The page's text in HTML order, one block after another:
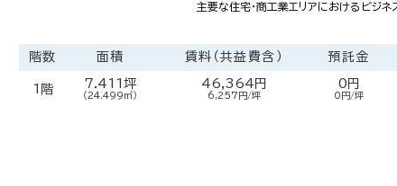
主要な住宅・商工業エリアにおけるビジネ
階数 面積 賃料（共益費含） 預託金
1階 7.411坪
（24.499㎡）
46,364円
6,257円/坪
0円
0円/坪